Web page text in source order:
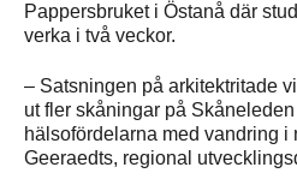
Pappersbruket i Östanå där
verka i två veckor.
– Satsningen på arkitektritade
ut fler skåningar på
hälsofördelarna med vandring i
Geeraedts, regional